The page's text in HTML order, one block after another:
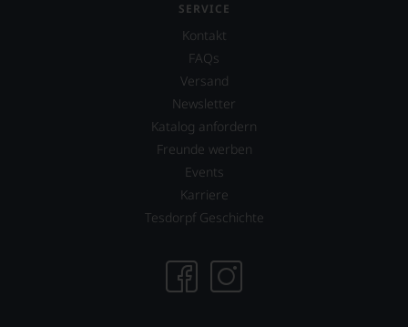
SERVICE
Kontakt
FAQs
Versand
Newsletter
Katalog anfordern
Freunde werben
Events
Karriere
Tesdorpf Geschichte